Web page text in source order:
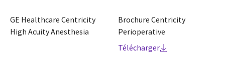
GE Healthcare Centricity
High Acuity Anesthesia
Brochure Centricity
Perioperative
Télécharger